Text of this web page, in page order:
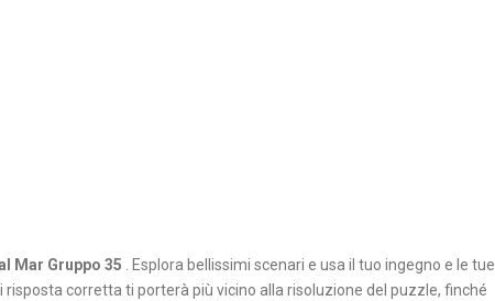
Mar Gruppo 35
. Esplora bellissimi scenari e usa il tuo ingegno e le tue
risposta corretta ti porterà più vicino alla risoluzione del puzzle, finché